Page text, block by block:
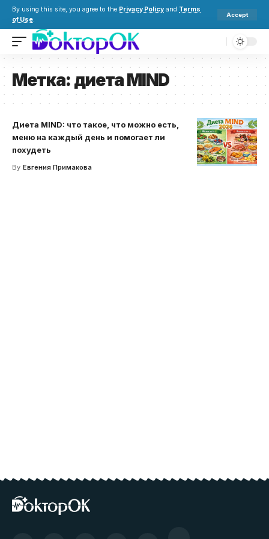
By using this site, you agree to the Privacy Policy and Terms
of Use.
Accept
Метка: диета MIND
Диета MIND: что такое, что можно есть,
меню на каждый день и помогает ли
похудеть
By Евгения Примакова